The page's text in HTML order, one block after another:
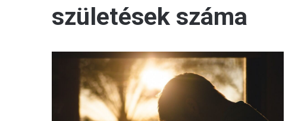
születések száma